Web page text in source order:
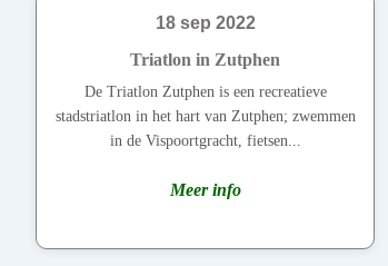
18 sep 2022
Triatlon in Zutphen
De Triatlon Zutphen is een recreatieve
stadstriatlon in het hart van Zutphen; zwemmen
in de Vispoortgracht, fietsen...
Meer info